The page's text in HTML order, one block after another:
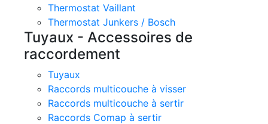
Thermostat Vaillant
Thermostat Junkers / Bosch
Tuyaux - Accessoires de
raccordement
Tuyaux
Raccords multicouche à visser
Raccords multicouche à sertir
Raccords Comap à sertir